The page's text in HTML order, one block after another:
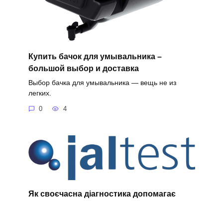
Купить бачок для умывальника –
большой выбор и доставка
Выбор бачка для умывальника — вещь не из
легких.
0 4
Як своєчасна діагностика допомагає